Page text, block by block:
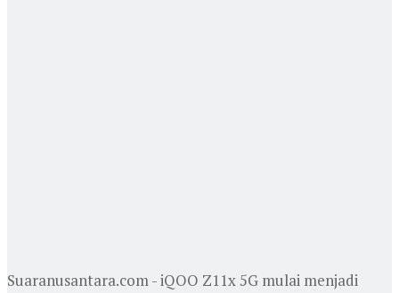
Suaranusantara.com - iQOO Z11x 5G mulai menjadi